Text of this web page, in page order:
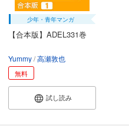
少年・青年マンガ
【合本版】ADEL331巻
Yummy 高瀬敦也
無料
試し読み